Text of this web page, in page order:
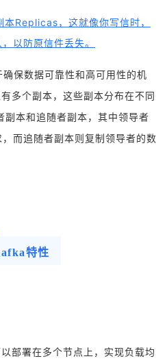
Replicas，这就像你写信时，
以防原信件丢失。
保数据可靠性和高可用性的机
多个副本，这些副本分布在不同
本和追随者副本，其中领导者
而追随者副本则复制领导者的数
特性
部署在多个节点上，实现负载均